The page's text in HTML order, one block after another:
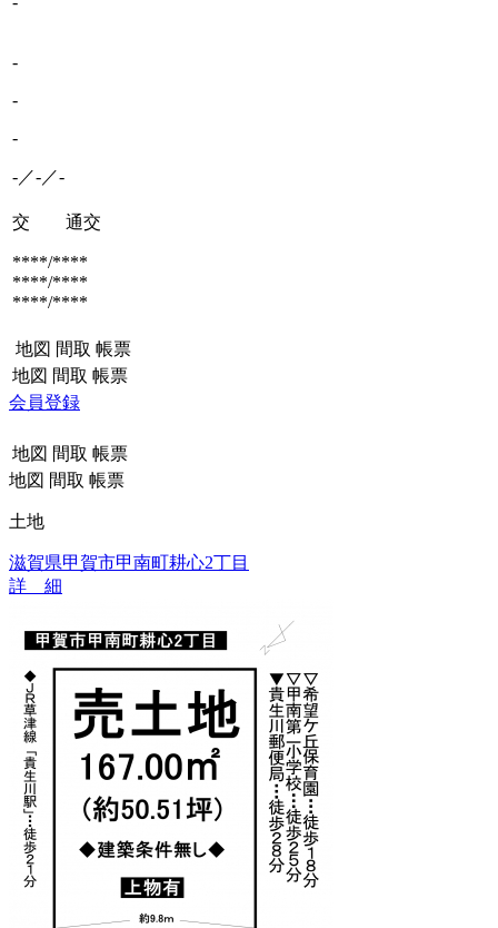
-
-
-
-／-／-
交 通交
****/****
****/****
****/****
地図 間取 帳票
地図 間取 帳票
会員登録
地図 間取 帳票
地図 間取 帳票
土地
滋賀県甲賀市甲南町耕心2丁目
詳 細